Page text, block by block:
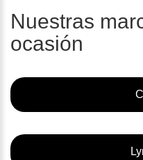
Nuestras
ocasión